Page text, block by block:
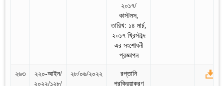
২০১৭/
কাস্টমস,
তারিখ: ১৪ মার্চ,
২০১৭ খ্রিস্টাব্দ
এর সংশোধনী
প্রজ্ঞাপন
২৬৩
২২০-আইন/
২০২২/১২৮/
২৮/০৬/২০২২
রপ্তানি
প্রক্রিয়াকরণ